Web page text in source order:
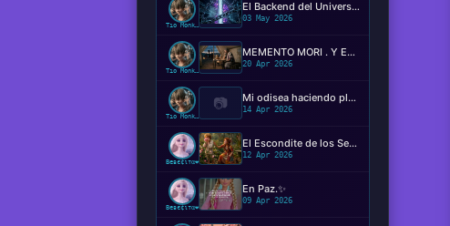
Tío Monkey
El Backend del Universo: Determinismo, Conciencia y el Código de la Realidad
03 May 2026
Tío Monkey
MEMENTO MORI . Y EL MIEDO DE MORIR?
20 Apr 2026
Tío Monkey
📷 Mi odisea haciendo plugins
14 Apr 2026
Beвє¢ιтα❤️
El Escondite de los Sentimientos
12 Apr 2026
Beвє¢ιтα❤️
En Paz.✨️
09 Apr 2026